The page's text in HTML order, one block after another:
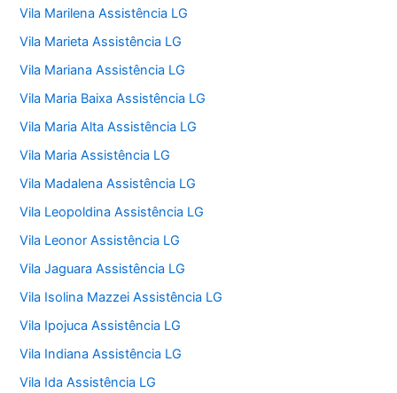
Vila Marilena Assistência LG
Vila Marieta Assistência LG
Vila Mariana Assistência LG
Vila Maria Baixa Assistência LG
Vila Maria Alta Assistência LG
Vila Maria Assistência LG
Vila Madalena Assistência LG
Vila Leopoldina Assistência LG
Vila Leonor Assistência LG
Vila Jaguara Assistência LG
Vila Isolina Mazzei Assistência LG
Vila Ipojuca Assistência LG
Vila Indiana Assistência LG
Vila Ida Assistência LG